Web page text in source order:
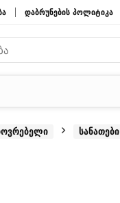
დაბრუნების პოლიტიკა
სანათები